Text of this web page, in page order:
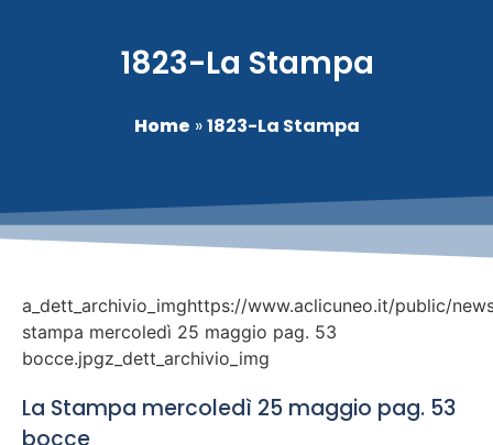
1823-La Stampa
Home »1823-La Stampa
a_dett_archivio_imghttps://www.aclicuneo.it/public/
stampa mercoledì 25 maggio pag. 53
bocce.jpgz_dett_archivio_img
La Stampa mercoledì 25 maggio pag. 53
bocce